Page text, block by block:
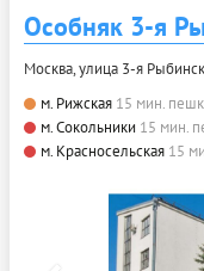
Особняк 3-я
Москва, улица 3-я
м. Рижская 15 мин.
м. Сокольники 15 мин.
м. Красносельская 15